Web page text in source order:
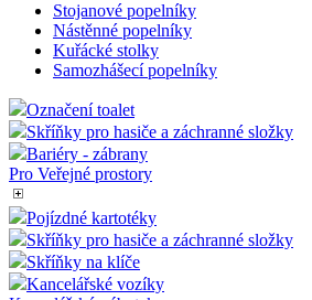
Stojanové popelníky
Nástěnné popelníky
Kuřácké stolky
Samozhášecí popelníky
Označení toalet
Skříňky pro hasiče a záchranné složky
Bariéry - zábrany
Pro Veřejné prostory
Pojízdné kartotéky
Skříňky pro hasiče a záchranné složky
Skříňky na klíče
Kancelářské vozíky